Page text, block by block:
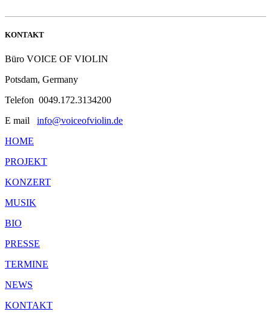
KONTAKT
Büro VOICE OF VIOLIN
Potsdam, Germany
Telefon 0049.172.3134200
E mail info@voiceofviolin.de
HOME
PROJEKT
KONZERT
MUSIK
BIO
PRESSE
TERMINE
NEWS
KONTAKT